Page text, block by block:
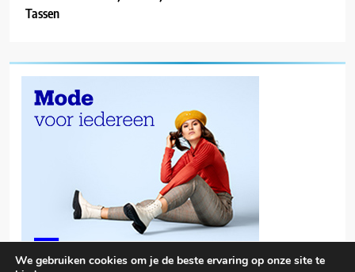
Tassen
We gebruiken cookies om je de beste ervaring op onze site te